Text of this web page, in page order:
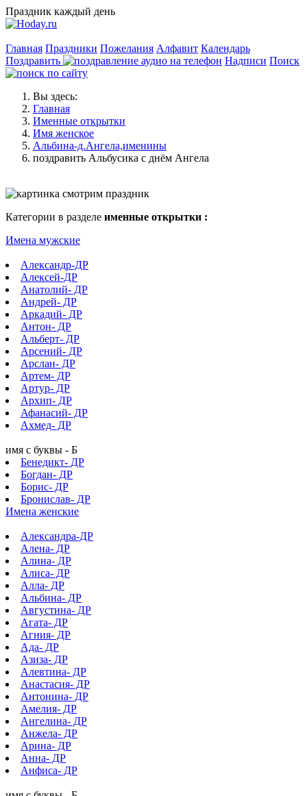
Праздник каждый день
Главная Праздники Пожелания Алфавит Календарь
Поздравить
Надписи Поиск
Вы здесь:
Главная
Именные открытки
Имя женское
Альбина-д.Ангела,именины
поздравить Альбусика с днём Ангела
Категории в разделе именные открытки :
Имена мужские
Александр-ДР
Алексей-ДР
Анатолий- ДР
Андрей- ДР
Аркадий- ДР
Антон- ДР
Альберт- ДР
Арсений- ДР
Арслан- ДР
Артем- ДР
Артур- ДР
Архип- ДР
Афанасий- ДР
Ахмед- ДР
имя с буквы - Б
Бенедикт- ДР
Богдан- ДР
Борис- ДР
Бронислав- ДР
Имена женские
Александра-ДР
Алена- ДР
Алина- ДР
Алиса- ДР
Алла- ДР
Альбина- ДР
Августина- ДР
Агата- ДР
Агния- ДР
Ада- ДР
Азиза- ДР
Алевтина- ДР
Анастасия- ДР
Антонина- ДР
Амелия- ДР
Ангелина- ДР
Анжела- ДР
Арина- ДР
Анна- ДР
Анфиса- ДР